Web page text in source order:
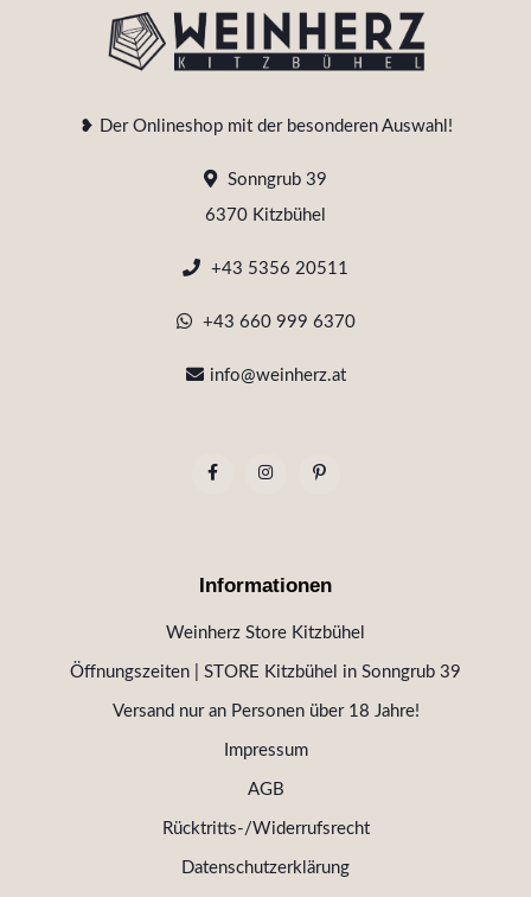
❥ Der Onlineshop mit der besonderen Auswahl!
Sonngrub 39
6370 Kitzbühel
+43 5356 20511
+43 660 999 6370
info@weinherz.at
Informationen
Weinherz Store Kitzbühel
Öffnungszeiten | STORE Kitzbühel in Sonngrub 39
Versand nur an Personen über 18 Jahre!
Impressum
AGB
Rücktritts-/Widerrufsrecht
Datenschutzerklärung